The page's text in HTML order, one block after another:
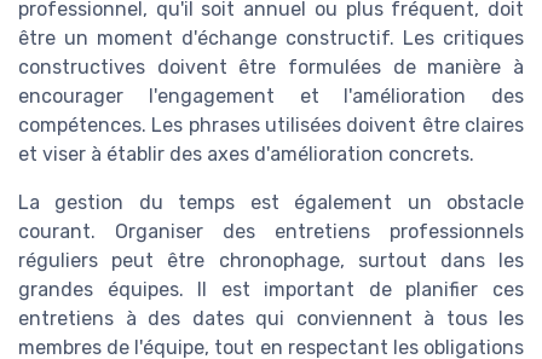
professionnel, qu'il soit annuel ou plus fréquent, doit
être un moment d'échange constructif. Les critiques
constructives doivent être formulées de manière à
encourager l'engagement et l'amélioration des
compétences. Les phrases utilisées doivent être claires
et viser à établir des axes d'amélioration concrets.
La gestion du temps est également un obstacle
courant. Organiser des entretiens professionnels
réguliers peut être chronophage, surtout dans les
grandes équipes. Il est important de planifier ces
entretiens à des dates qui conviennent à tous les
membres de l'équipe, tout en respectant les obligations